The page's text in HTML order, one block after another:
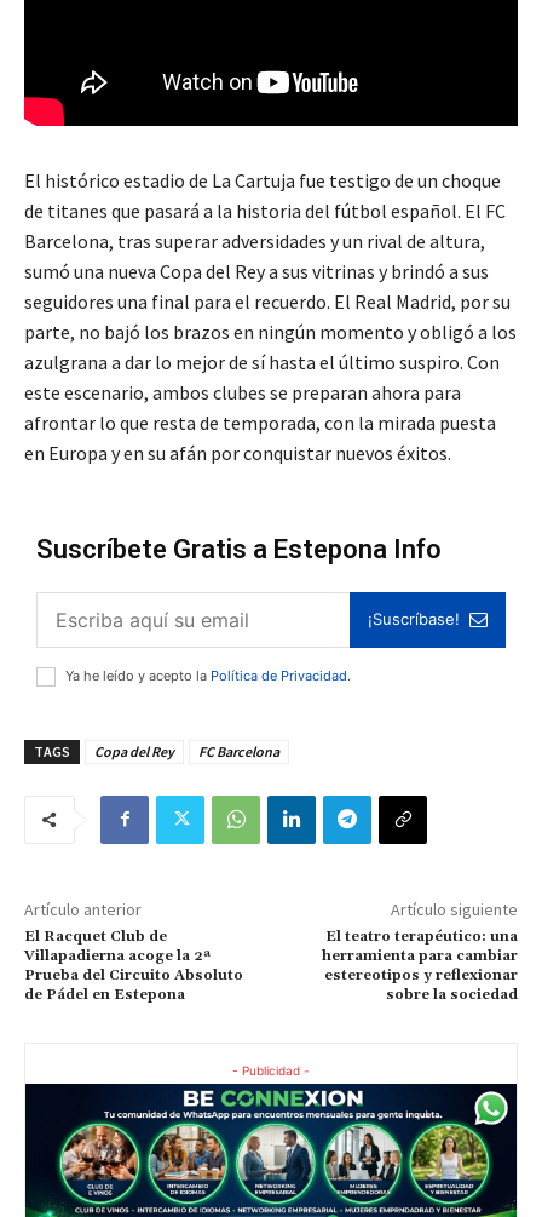
El histórico estadio de La Cartuja fue testigo de un choque
de titanes que pasará a la historia del fútbol español. El FC
Barcelona, tras superar adversidades y un rival de altura,
sumó una nueva Copa del Rey a sus vitrinas y brindó a sus
seguidores una final para el recuerdo. El Real Madrid, por su
parte, no bajó los brazos en ningún momento y obligó a los
azulgrana a dar lo mejor de sí hasta el último suspiro. Con
este escenario, ambos clubes se preparan ahora para
afrontar lo que resta de temporada, con la mirada puesta
en Europa y en su afán por conquistar nuevos éxitos.
Suscríbete Gratis a Estepona Info
¡Suscríbase!
Ya he leído y acepto la Política de Privacidad.
TAGS Copa del Rey FC Barcelona
Artículo anterior
El Racquet Club de
Villapadierna acoge la 2ª
Prueba del Circuito Absoluto
de Pádel en Estepona
Artículo siguiente
El teatro terapéutico: una
herramienta para cambiar
estereotipos y reflexionar
sobre la sociedad
- Publicidad -